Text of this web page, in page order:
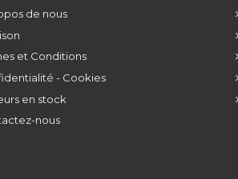
de nous
et Conditions
- Cookies
en stock
nous